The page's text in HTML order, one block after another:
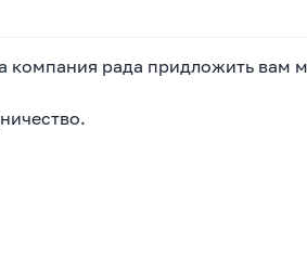
компания рада придложить вам